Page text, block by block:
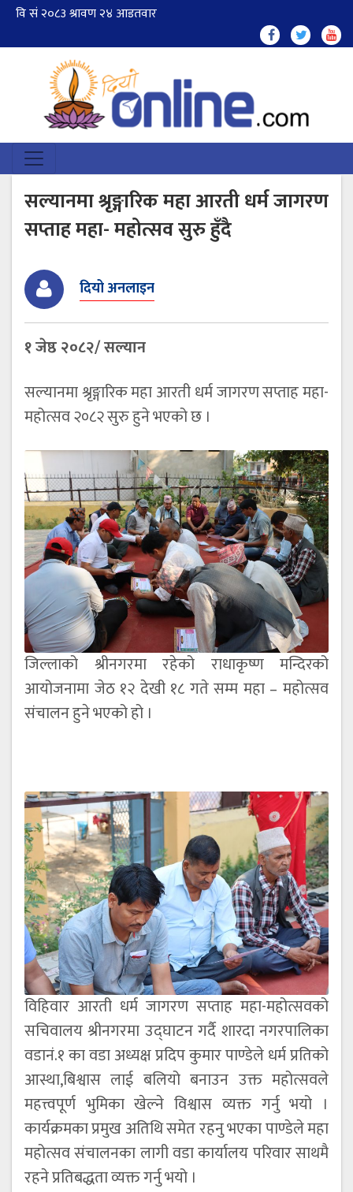
सल्यानमा श्रृङ्गारिक महा आरती धर्म जागरण
सप्ताह महा- महोत्सव सुरु हुँदै
दियो अनलाइन
१ जेष्ठ २०८२/ सल्यान
सल्यानमा श्रृङ्गारिक महा आरती धर्म जागरण सप्ताह महा-
महोत्सव २०८२ सुरु हुने भएको छ ।
जिल्लाको श्रीनगरमा रहेको राधाकृष्ण मन्दिरको
आयोजनामा जेठ १२ देखी १८ गते सम्म महा – महोत्सव
संचालन हुने भएको हो ।
विहिवार आरती धर्म जागरण सप्ताह महा-महोत्सवको
सचिवालय श्रीनगरमा उद्घाटन गर्दै शारदा नगरपालिका
वडानं.१ का वडा अध्यक्ष प्रदिप कुमार पाण्डेले धर्म प्रतिको
आस्था,बिश्वास लाई बलियो बनाउन उक्त महोत्सवले
महत्त्वपूर्ण भुमिका खेल्ने विश्वास व्यक्त गर्नु भयो ।
कार्यक्रमका प्रमुख अतिथि समेत रहनु भएका पाण्डेले महा
महोत्सव संचालनका लागी वडा कार्यालय परिवार साथमै
रहने प्रतिबद्धता व्यक्त गर्नु भयो ।